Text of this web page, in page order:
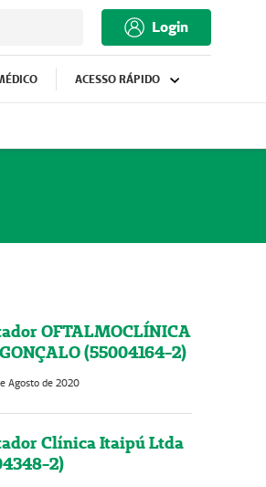
Login
ACESSO RÁPIDO
OFTALMOCLÍNICA
(55004164-2)
Agosto de 2020
Clínica Itaipú Ltda
2)